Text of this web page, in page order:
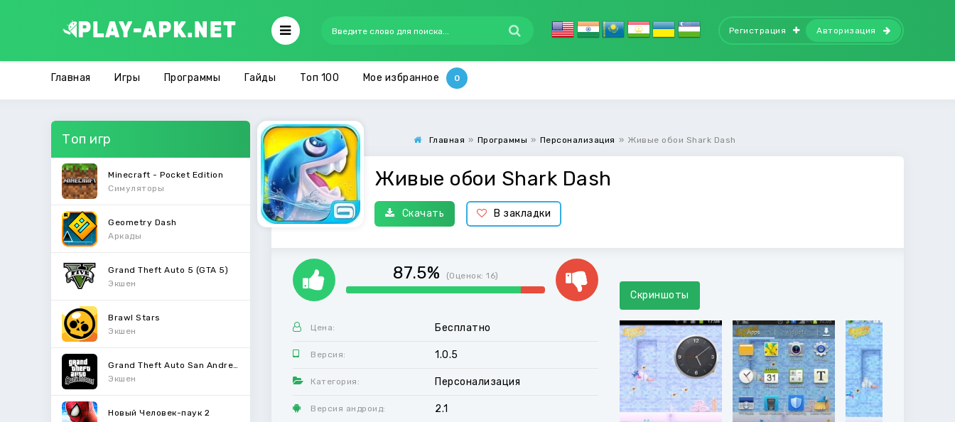
Регистрация Авторизация
Главная Игры Программы Гайды Топ 100 Мое избранное
Топ игр
Minecraft - Pocket Edition
Симуляторы
Geometry Dash
Аркады
Grand Theft Auto 5 (GTA 5)
Экшен
Brawl Stars
Экшен
Экшен
Новый Человек-паук 2
Главная » Программы » Персонализация » Живые обои Shark Dash
Живые обои Shark Dash
Скачать В закладки
87.5% (Оценок: 16)
Цена: Бесплатно
Версия: 1.0.5
Категория: Персонализация
Версия андроид: 2.1
Скриншоты